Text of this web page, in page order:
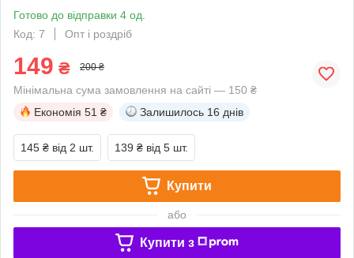
Готово до відправки 4 од.
Код: 7
Опт і роздріб
149 ₴ 200 ₴
Мінімальна сума замовлення на сайті — 150 ₴
Економія 51 ₴ Залишилось 16 днів
145 ₴ від 2 шт. 139 ₴ від 5 шт.
Купити
або
Купити з